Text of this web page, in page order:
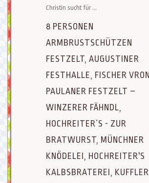
Christin sucht für ...
8 PERSONEN
ARMBRUSTSCHÜTZEN
FESTZELT, AUGUSTINER
FESTHALLE, FISCHER
PAULANER FESTZELT –
WINZERER FÄHNDL,
HOCHREITER´S - ZUR
BRATWURST, MÜNCHNER
KNÖDELEI, HOCHREITER'S
KALBSBRATEREI,